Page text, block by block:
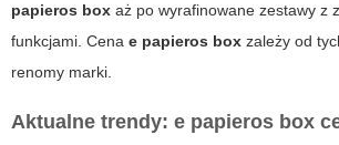
papieros box aż po wyrafinowane zestawy z
funkcjami. Cena e papieros box zależy od
renomy marki.
Aktualne trendy: e papieros box